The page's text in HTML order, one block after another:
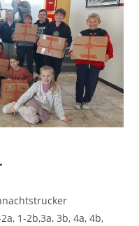
1-2b,3a, 3b, 4a, 4b,